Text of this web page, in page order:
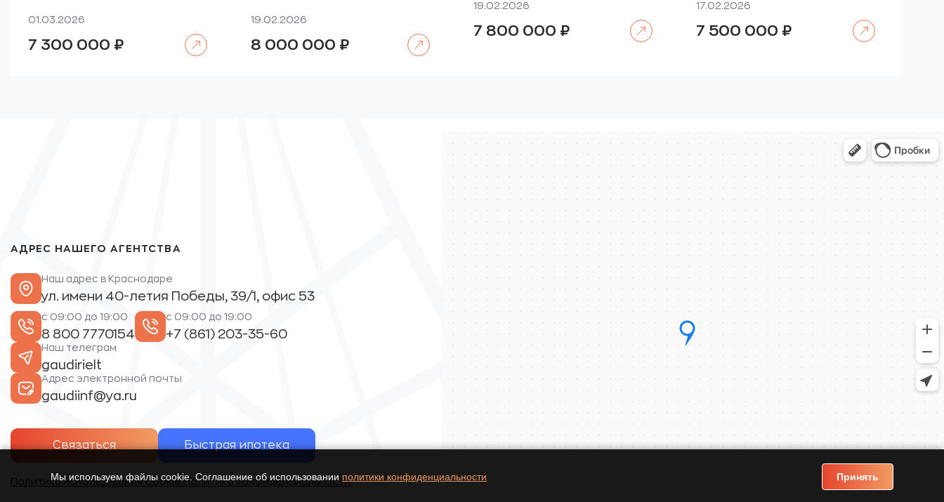
01.03.2026
7 300 000 ₽
19.02.2026
8 000 000 ₽
19.02.2026
7 800 000 ₽
17.02.2026
7 500 000 ₽
АДРЕС НАШЕГО АГЕНТСТВА
Наш адрес в Краснодаре
ул. имени 40-летия Победы, 39/1, офис 53
с 09:00 до 19:00
8 800 7770154
с 09:00 до 19:00
+7 (861) 203-35-60
Наш телеграм
gaudirielt
Адрес электронной почты
gaudiinf@ya.ru
Связаться Быстрая ипотека
Политика использования Cookie.Политика конфиденциальности.
Мы используем файлы cookie. Соглашение об использовании политики конфиденциальности Принять